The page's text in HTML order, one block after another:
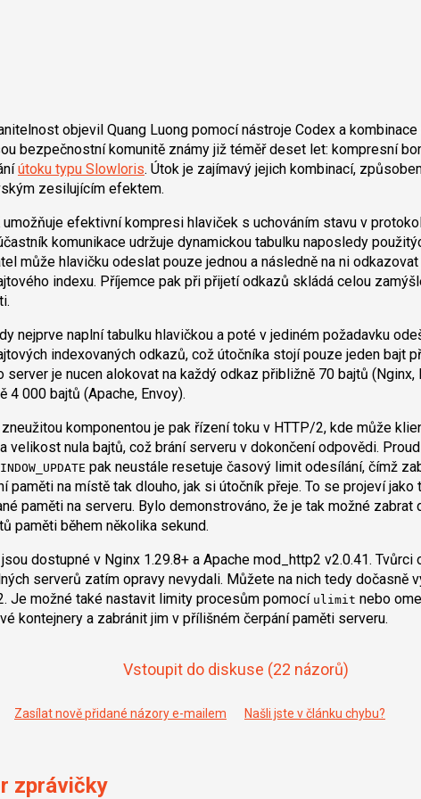
objevil Quang Luong pomocí nástroje Codex a
bezpečnostní komunitě známy již téměř deset let: kompresní
útoku typu Slowloris. Útok je zajímavý jejich kombinací,
zesilujícím efektem.
umožňuje efektivní kompresi hlaviček s uchováním stavu v
komunikace udržuje dynamickou tabulku naposledy
může hlavičku odeslat pouze jednou a následně na ni
indexu. Příjemce pak při přijetí odkazů skládá celou
nejprve naplní tabulku hlavičkou a poté v jediném požadavku
indexovaných odkazů, což útočníka stojí pouze jeden bajt
server je nucen alokovat na každý odkaz přibližně 70 bajtů (Nginx,
4 000 bajtů (Apache, Envoy).
zneužitou komponentou je pak řízení toku v HTTP/2, kde může
velikost nula bajtů, což brání serveru v dokončení odpovědi.
pak neustále resetuje časový limit odesílání, čímž
paměti na místě tak dlouho, jak si útočník přeje. To se projeví
paměti na serveru. Bylo demonstrováno, že je tak možné zabrat
paměti během několika sekund.
dostupné v Nginx 1.29.8+ a Apache mod_http2 v2.0.41. Tvůrci
serverů zatím opravy nevydali. Můžete na nich tedy dočasně
Je možné také nastavit limity procesům pomocí ulimit nebo
kontejnery a zabránit jim v přílišném čerpání paměti serveru.
Vstoupit do diskuse (22 názorů)
Zasílat nově přidané názory e-mailem Našli jste v článku chybu?
zprávičky